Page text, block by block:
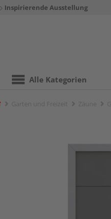
Inspirierende Ausstellung
Alle Kategorien
Home